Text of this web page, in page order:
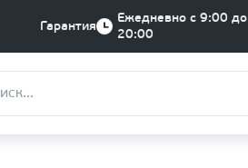
Гарантия
Ежедневно с 9:00 до
20:00